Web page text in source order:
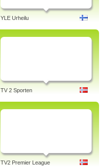
YLE Urheilu
TV 2 Sporten
TV2 Premier League